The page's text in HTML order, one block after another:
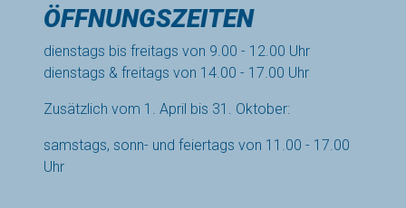
ÖFFNUNGSZEITEN
dienstags bis freitags von 9.00 - 12.00 Uhr
dienstags & freitags von 14.00 - 17.00 Uhr
Zusätzlich vom 1. April bis 31. Oktober:
samstags, sonn- und feiertags von 11.00 - 17.00
Uhr